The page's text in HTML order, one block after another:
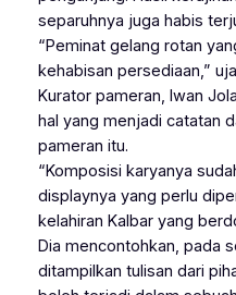
separuhnya juga habis
“Peminat gelang rotan
kehabisan persediaan,”
Kurator pameran, Iwan
hal yang menjadi catatan
pameran itu.
“Komposisi karyanya
displaynya yang perlu
kelahiran Kalbar yang
Dia mencontohkan, pada
ditampilkan tulisan dari